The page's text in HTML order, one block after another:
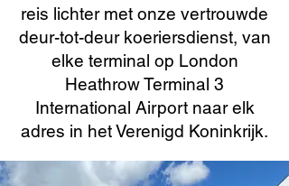
reis lichter met onze vertrouwde
deur-tot-deur koeriersdienst, van
elke terminal op London
Heathrow Terminal 3
International Airport naar elk
adres in het Verenigd Koninkrijk.